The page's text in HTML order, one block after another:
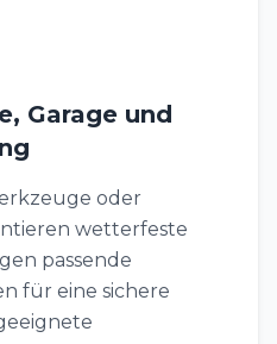
Garage und
oder
wetterfeste
passende
für eine sichere